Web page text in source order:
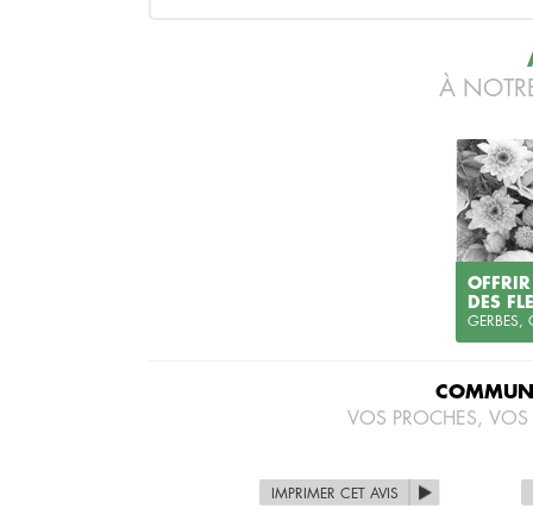
À
OFFRIR
DES
GERBES,
VOS PROCHES,
IMPRIMER CET AVIS